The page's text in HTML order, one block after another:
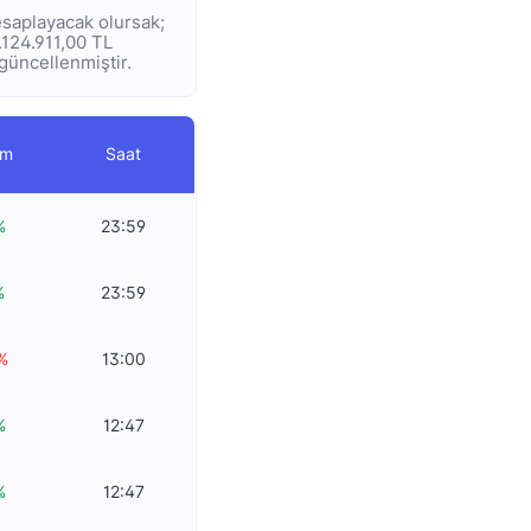
olursak;
TL
Saat
23:59
23:59
13:00
12:47
12:47